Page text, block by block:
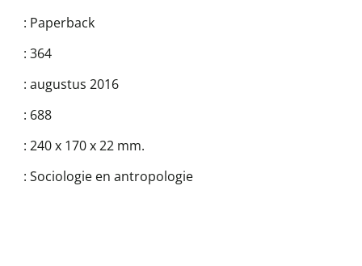
: Paperback
: 364
: augustus 2016
: 688
: 240 x 170 x 22 mm.
: Sociologie en antropologie